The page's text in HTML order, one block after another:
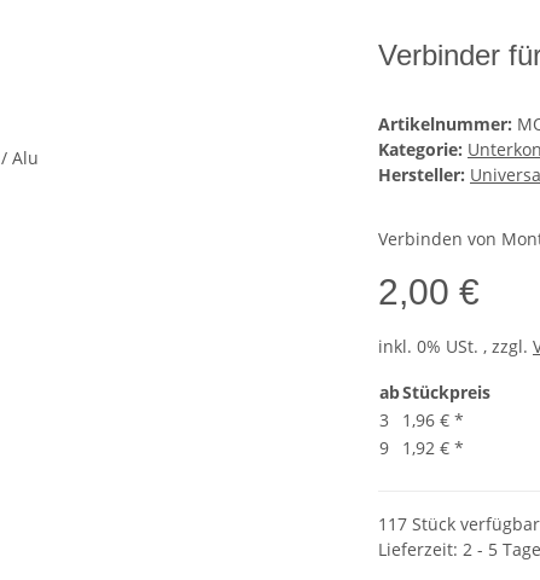
Verbinder
Artikelnummer:
Kategorie:
Hersteller:
Verbinden von
2,00 €
inkl. 0% USt. , zzgl.
abStückpreis
3
1,96 € *
9
1,92 € *
117 Stück verfügbar
Lieferzeit: 2 - 5 Tage